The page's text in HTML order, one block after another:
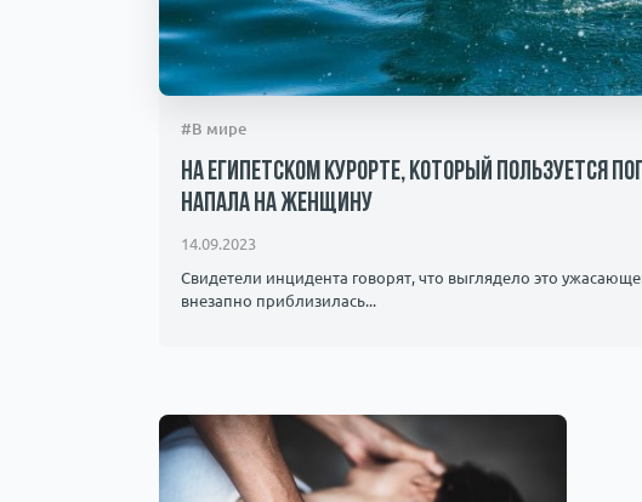
#В мире
На египетском курорте, который пользуется
напала на женщину
14.09.2023
Свидетели инцидента говорят, что выглядело это
внезапно приблизилась...